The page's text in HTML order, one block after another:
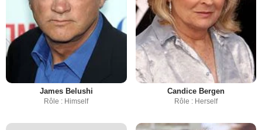
James Belushi
Rôle : Himself
Candice Bergen
Rôle : Herself